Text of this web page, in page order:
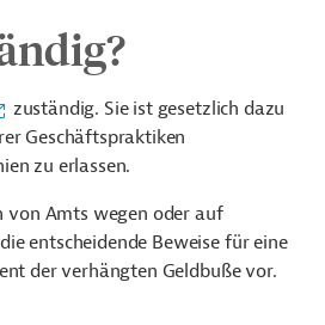
zuständig. Sie ist gesetzlich dazu
Geschäftspraktiken
zu erlassen.
von Amts wegen oder auf
entscheidende Beweise für eine
der verhängten Geldbuße vor.